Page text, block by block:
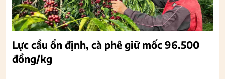
Lực cầu ổn định, cà phê giữ mốc 96.500
đồng/kg